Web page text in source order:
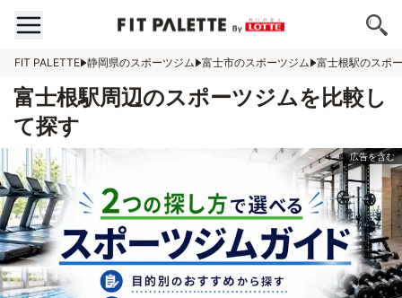
FIT PALETTE 静岡県のスポーツジム 富士市のスポーツジム 富士根駅のスポ
富士根駅周辺のスポーツジムを比較し
て探す